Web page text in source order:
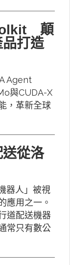
顛
打造
Agent
與CUDA-X
，革新全球
從洛
器人」被視
應用之一。
道配送機器
常只有數公